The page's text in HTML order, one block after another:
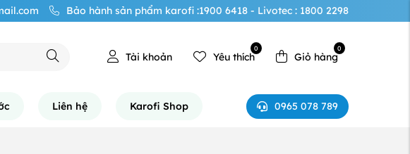
Bảo hành sản phẩm karofi :1900 6418 - Livotec : 1800 2298
Tài khoản Yêu thích
0
Giỏ hàng
0
Liên hệ Karofi Shop 0965 078 789